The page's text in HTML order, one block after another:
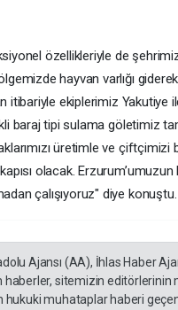
özellikleriyle de
hayvan varlığı
itibariyle ekiplerimiz Yakutiye
baraj tipi sulama göletimiz
üretimle ve çiftçimizi
olacak.
çalışıyoruz" diye konuştu.
Ajansı (AA), İhlas Haber
haberler, sitemizin editörlerinin
hukuki muhataplar haberi